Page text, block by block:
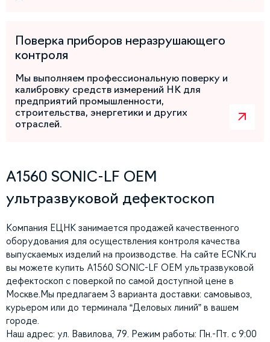
Поверка приборов неразрушающего
контроля
Мы выполняем профессиональную поверку и
калибровку средств измерений НК для
предприятий промышленности,
строительства, энергетики и других
отраслей.
A1560 SONIC-LF OEM
ультразвуковой дефектоскоп
Компания ЕЦНК занимается продажей качественного
оборудования для осуществления контроля качества
выпускаемых изделий на производстве. На сайте ECNK.ru
вы можете купить A1560 SONIC-LF OEM ультразвуковой
дефектоскоп с поверкой по самой доступной цене в
Москве.Мы предлагаем 3 варианта доставки: самовывоз,
курьером или до терминала “Деловых линий” в вашем
городе.
Наш адрес: ул. Вавилова, 79. Режим работы: Пн.-Пт. с 9:00